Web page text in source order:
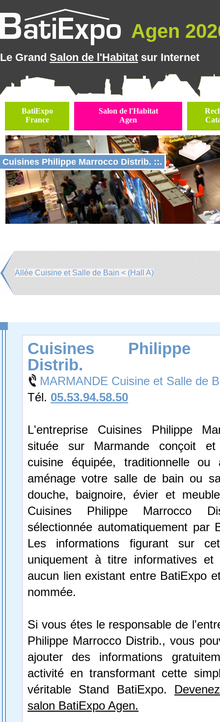
Agen
Le Grand Salon de l'Habitat sur Internet
BatiExpo
France
Salon de l'Habitat
Agen
Cuisines Philippe Marrocco Distrib. ::.
Allée Cuisine et Salle de Bain < (Hall A)
Cuisines Philippe
Distrib.
MARMANDE Cuisine et Salle de
Tél. 05.53.94.58.50
L'entreprise Cuisines Philippe
située sur Marmande conçoit
cuisine équipée, traditionnelle ou
aménage votre salle de bain ou
douche, baignoire, évier et
Cuisines Philippe Marrocco
sélectionnée automatiquement par
Les informations figurant sur
uniquement à titre informatives et
aucun lien existant entre BatiExpo
nommée.
Si vous étes le responsable de
Philippe Marrocco Distrib., vous
ajouter des informations
activité en transformant cette
véritable Stand BatiExpo.
salon BatiExpo Agen.